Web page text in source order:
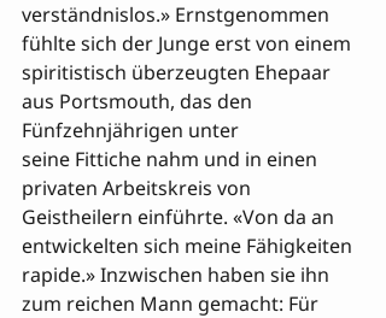
verständnislos.» Ernstgenommen
fühlte sich der Junge erst von einem
spiritistisch überzeugten Ehepaar
aus Portsmouth, das den
Fünfzehnjährigen unter
seine Fittiche nahm und in einen
privaten Arbeitskreis von
Geistheilern einführte. «Von da an
entwickelten sich meine Fähigkeiten
rapide.» Inzwischen haben sie ihn
zum reichen Mann gemacht: Für